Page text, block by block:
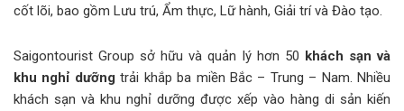
cốt lõi, bao gồm Lưu trú, Ẩm thực, Lữ hành, Giải trí và Đào tạo.
Saigontourist Group sở hữu và quản lý hơn 50 khách sạn và
khu nghỉ dưỡng trải khắp ba miền Bắc – Trung – Nam. Nhiều
khách sạn và khu nghỉ dưỡng được xếp vào hàng di sản kiến